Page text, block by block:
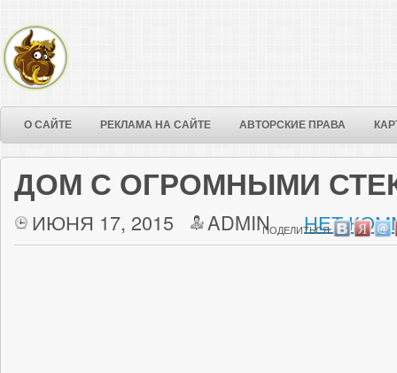
О САЙТЕ РЕКЛАМА НА САЙТЕ АВТОРСКИЕ ПРАВА
ДОМ С ОГРОМНЫМИ
ИЮНЯ 17, 2015 ADMIN НЕТ
ПОДЕЛИТЬСЯ: